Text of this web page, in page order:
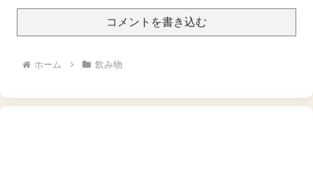
コメントを書き込む
ホーム 飲み物